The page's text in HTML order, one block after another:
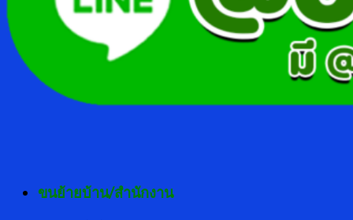
ขนย้ายบ้าน/สำนักงาน